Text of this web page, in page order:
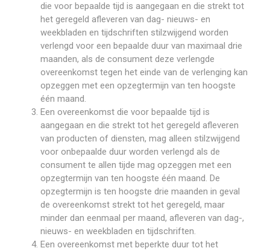
die voor bepaalde tijd is aangegaan en die strekt tot
het geregeld afleveren van dag- nieuws- en
weekbladen en tijdschriften stilzwijgend worden
verlengd voor een bepaalde duur van maximaal drie
maanden, als de consument deze verlengde
overeenkomst tegen het einde van de verlenging kan
opzeggen met een opzegtermijn van ten hoogste
één maand.
Een overeenkomst die voor bepaalde tijd is
aangegaan en die strekt tot het geregeld afleveren
van producten of diensten, mag alleen stilzwijgend
voor onbepaalde duur worden verlengd als de
consument te allen tijde mag opzeggen met een
opzegtermijn van ten hoogste één maand. De
opzegtermijn is ten hoogste drie maanden in geval
de overeenkomst strekt tot het geregeld, maar
minder dan eenmaal per maand, afleveren van dag-,
nieuws- en weekbladen en tijdschriften.
Een overeenkomst met beperkte duur tot het